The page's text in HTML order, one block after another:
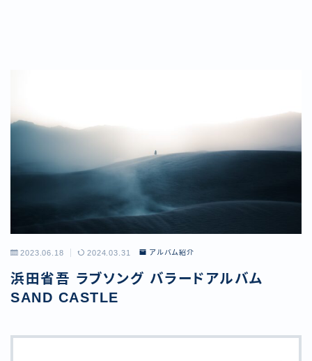
2023.06.18 2024.03.31 アルバム紹介
浜田省吾 ラブソング バラードアルバム
SAND CASTLE